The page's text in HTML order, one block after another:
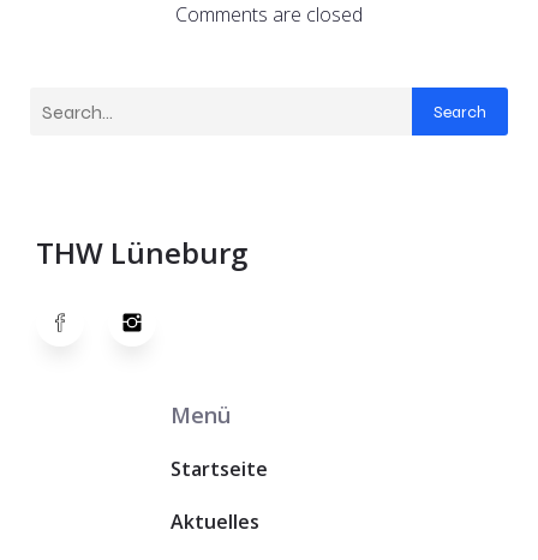
Comments are closed
Search
THW Lüneburg
Menü
Startseite
Aktuelles